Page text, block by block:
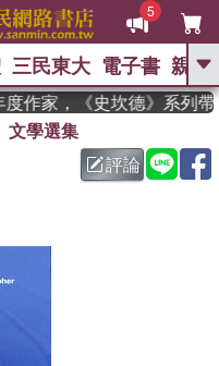
5
GO
野圭吾 、
父親節 、 如果歷
暑期推薦 、 國際布克
神經
三民東大 電子書 親子
家，《史坎德》系列帶
文學選集
評論